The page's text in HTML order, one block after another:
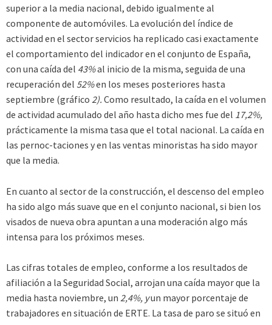
superior a la media nacional, debido igual­mente al
componente de automóviles. La evolución del índice de
actividad en el sector servicios ha replicado casi exactamente
el comportamiento del indi­cador en el conjunto de España,
con una caída del 43%al inicio de la misma, seguida de una
recuperación del 52%en los meses posteriores hasta
septiembre (gráfico 2). Como resultado, la caída en el volumen
de actividad acumulado del año hasta dicho mes fue del 17,2%,
prácticamente la misma tasa que el total nacional. La caída en
las pernoc-taciones y en las ventas minoristas ha sido mayor
que la media.
En cuanto al sector de la construcción, el descenso del empleo
ha sido algo más suave que en el conjunto nacional, si bien los
visados de nueva obra apuntan a una modera­ción algo más
intensa para los próximos meses.
Las cifras totales de empleo, conforme a los resultados de
afiliación a la Seguridad Social, arrojan una caída mayor que la
media hasta noviembre, un 2,4%, yun mayor porcentaje de
trabajadores en situación de ERTE. La tasa de paro se situó en